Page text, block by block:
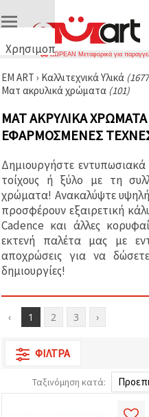
Χρησιμοποιούμε
🍪
Χρησιμοποιούμε
παρόμοιες
τεχνολογίες
για να
τη σωστή
λειτουργία
του
ιστότοπου,
να
βελτιώσουμε
την
εμπειρία
σας και, με
τη
συγκατάθεσή
σας, να
επισκεψιμότητα
πιο σχετικό
περιεχόμενο
διαφημίσεις,
ΔΩΡΕΑΝ Μεταφορικά για
EM ART › Καλλιτεχνικά Υλικά
Ματ ακρυλικά χρώματα (101)
ΜΑΤ ΑΚΡΥΛΙΚΆ ΧΡΏΜΑΤΑ
ΕΦΑΡΜΟΣΜΈΝΕΣ
Δημιουργήστε
τοίχους ή ξύλο με τη
χρώματα! Ανακαλύψτε
προσφέρουν εξαιρετική
Cadence και άλλες
εκτενή παλέτα μας με
αποχρώσεις για να
δημιουργίες!
‹ 1 2 3 ›
ΦΊΛΤΡΑ
Ταξινόμηση κατά: